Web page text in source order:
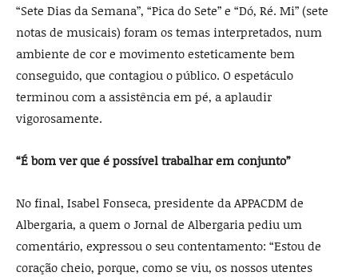
“Sete Dias da Semana”, “Pica do Sete” e “Dó, Ré. Mi” (sete
notas de musicais) foram os temas interpretados, num
ambiente de cor e movimento esteticamente bem
conseguido, que contagiou o público. O espetáculo
terminou com a assistência em pé, a aplaudir
vigorosamente.
“É bom ver que é possível trabalhar em conjunto”
No final, Isabel Fonseca, presidente da APPACDM de
Albergaria, a quem o Jornal de Albergaria pediu um
comentário, expressou o seu contentamento: “Estou de
coração cheio, porque, como se viu, os nossos utentes